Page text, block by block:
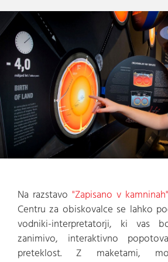
Na razstavo "Zapisano v kamninah"
Centru za obiskovalce se lahko
vodniki-interpretatorji, ki vas
zanimivo, interaktivno
preteklost. Z maketami,